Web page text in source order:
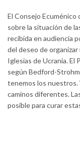
El Consejo Ecuménico
sobre la situación de
recibida en audiencia
del deseo de
Iglesias de Ucrania. El
según Bedford-
tenemos los nuestros.
caminos diferentes.
posible para curar